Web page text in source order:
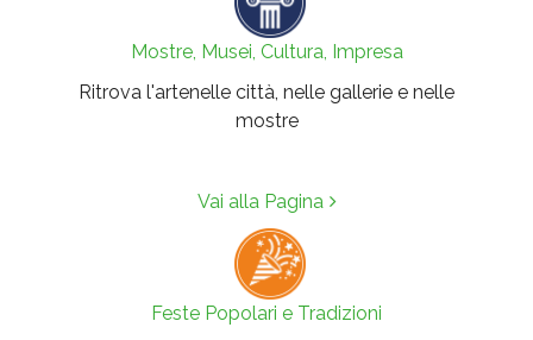
Mostre, Musei, Cultura, Impresa
Ritrova l'artenelle città, nelle gallerie e nelle
mostre
Vai alla Pagina
Feste Popolari e Tradizioni